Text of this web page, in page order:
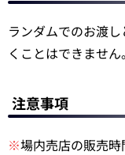
ランダムでのお渡
くことはできません。
注意事項
※場内売店の販売